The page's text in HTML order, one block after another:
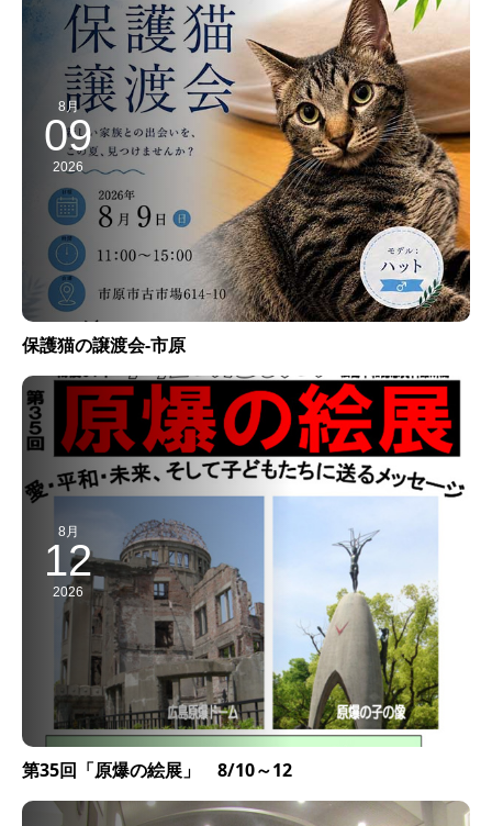
8月
09
2026
保護猫の譲渡会-市原
8月
12
2026
第35回「原爆の絵展」 8/10～12